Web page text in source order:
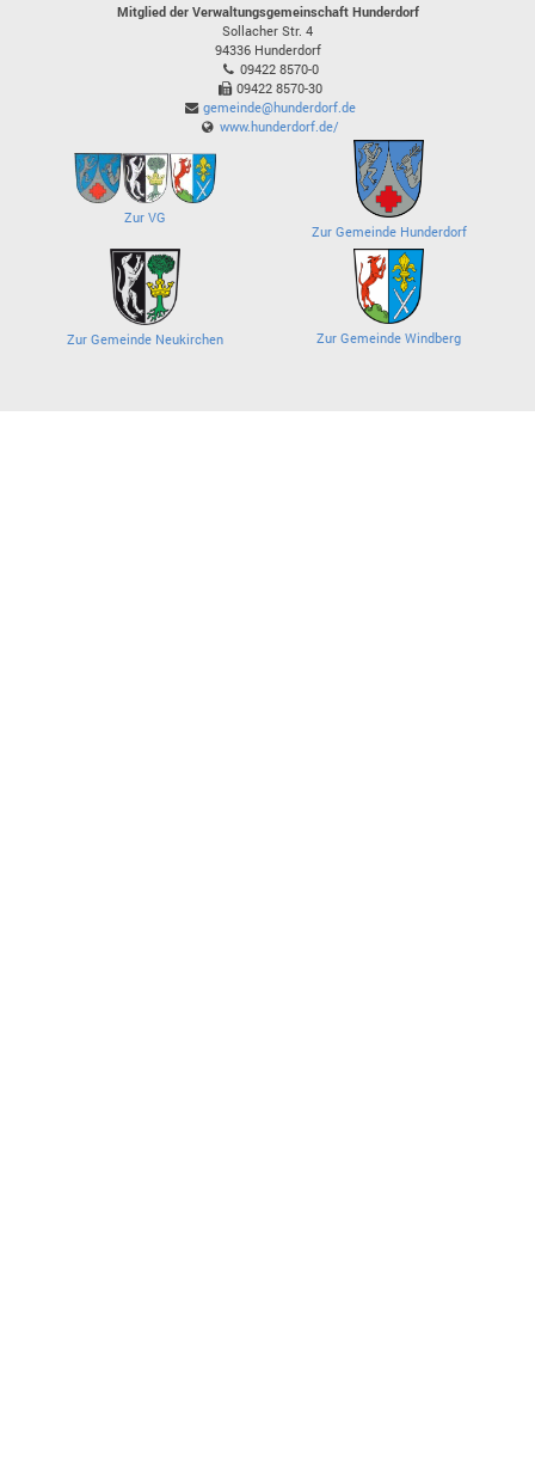
Mitglied der Verwaltungsgemeinschaft Hunderdorf
Sollacher Str. 4
94336 Hunderdorf
09422 8570-0
09422 8570-30
gemeinde@hunderdorf.de
www.hunderdorf.de/
Zur VG
Zur Gemeinde Hunderdorf
Zur Gemeinde Neukirchen Zur Gemeinde Windberg